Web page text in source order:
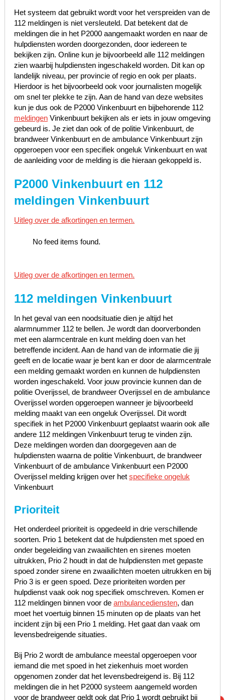
Het systeem dat gebruikt wordt voor het verspreiden van de
112 meldingen is niet versleuteld. Dat betekent dat de
meldingen die in het P2000 aangemaakt worden en naar de
hulpdiensten worden doorgezonden, door iedereen te
bekijken zijn. Online kun je bijvoorbeeld alle 112 meldingen
zien waarbij hulpdiensten ingeschakeld worden. Dit kan op
landelijk niveau, per provincie of regio en ook per plaats.
Hierdoor is het bijvoorbeeld ook voor journalisten mogelijk
om snel ter plekke te zijn. Aan de hand van deze websites
kun je dus ook de P2000 Vinkenbuurt en bijbehorende 112
meldingenVinkenbuurt bekijken als er iets in jouw omgeving
gebeurd is. Je ziet dan ook of de politie Vinkenbuurt, de
brandweer Vinkenbuurt en de ambulance Vinkenbuurt zijn
opgeroepen voor een specifiek ongeluk Vinkenbuurt en wat
de aanleiding voor de melding is die hieraan gekoppeld is.
P2000 Vinkenbuurt en 112
meldingen Vinkenbuurt
Uitleg over de afkortingen en termen.
No feed items found.
Uitleg over de afkortingen en termen.
112 meldingen Vinkenbuurt
In het geval van een noodsituatie dien je altijd het
alarmnummer 112 te bellen. Je wordt dan doorverbonden
met een alarmcentrale en kunt melding doen van het
betreffende incident. Aan de hand van de informatie die jij
geeft en de locatie waar je bent kan er door de alarmcentrale
een melding gemaakt worden en kunnen de hulpdiensten
worden ingeschakeld. Voor jouw provincie kunnen dan de
politie Overijssel, de brandweer Overijssel en de ambulance
Overijssel worden opgeroepen wanneer je bijvoorbeeld
melding maakt van een ongeluk Overijssel. Dit wordt
specifiek in het P2000 Vinkenbuurt geplaatst waarin ook alle
andere 112 meldingen Vinkenbuurt terug te vinden zijn.
Deze meldingen worden dan doorgegeven aan de
hulpdiensten waarna de politie Vinkenbuurt, de brandweer
Vinkenbuurt of de ambulance Vinkenbuurt een P2000
Overijssel melding krijgen over het specifieke ongeluk
Vinkenbuurt
Prioriteit
Het onderdeel prioriteit is opgedeeld in drie verschillende
soorten. Prio 1 betekent dat de hulpdiensten met spoed en
onder begeleiding van zwaailichten en sirenes moeten
uitrukken, Prio 2 houdt in dat de hulpdiensten met gepaste
spoed zonder sirene en zwaailichten moeten uitrukken en bij
Prio 3 is er geen spoed. Deze prioriteiten worden per
hulpdienst vaak ook nog specifiek omschreven. Komen er
112 meldingen binnen voor de ambulancediensten, dan
moet het voertuig binnen 15 minuten op de plaats van het
incident zijn bij een Prio 1 melding. Het gaat dan vaak om
levensbedreigende situaties.
Bij Prio 2 wordt de ambulance meestal opgeroepen voor
iemand die met spoed in het ziekenhuis moet worden
opgenomen zonder dat het levensbedreigend is. Bij 112
meldingen die in het P2000 systeem aangemeld worden
voor de brandweer geldt ook dat Prio 1 wordt gebruikt bij